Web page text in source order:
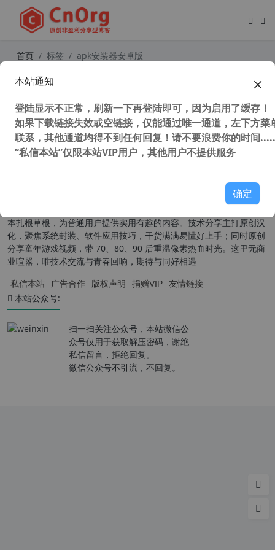
首页 标签 apk安装器安卓版
米miui系统无法安装未收录APP的问
题
48,365 次浏览 安卓软件
本扎根草根，为普通用户提供实用有趣的内容。技术分享主打原创汉
化，聚焦系统封装、软件应用技巧，干货满满易懂好上手；同时原创
分享童年游戏视频，带 70、80、90 后重温像素热血时光。这里无商
业喧嚣，唯技术交流与青春回响，期待与同好相遇
私信本站 广告合作 版权声明 捐赠VIP 友情链接
本站公众号:
扫一扫关注公众号，本站微信公
众号仅用于获取解压密码，谢绝
私信留言，拒绝回复。
微信公众号不引流，不回复。
本站通知
登陆显示不正常，刷新一下再登陆即可，因为启用了缓存！
如果下载链接失效或空链接，仅能通过唯一通道，左下方菜
联系，其他通道均得不到任何回复！请不要浪费你的时间
“私信本站”仅限本站VIP用户，其他用户不提供服务
确定